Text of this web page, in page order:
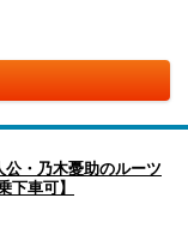
・乃木憂助のルーツ
車可】